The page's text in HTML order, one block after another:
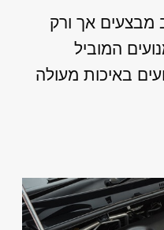
מבצעים אך ורק
המוביל
באיכות מעולה